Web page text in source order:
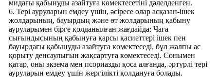
мидағы қабынуды азайтуға көмектесетіні дәлелденген.
6. Тері ауруларын емдеу үшін, әсіресе олар асқазан-ішек
жолдарының, бауырдың және өт жолдарының қабыну
ауруларымен бірге қолданылған жағдайда: Чага
сығындысының қабынуға қарсы қасиеттері ішек пен
бауырдағы қабынуды азайтуға көмектеседі, бұл жалпы ас
қорыту денсаулығын жақсартуға көмектеседі. Сонымен
қатар, оны экзема мен псориазды қоса алғанда, әртүрлі тері
ауруларын емдеу үшін жергілікті қолдануға болады.